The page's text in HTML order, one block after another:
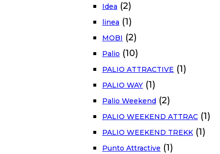
Idea (2)
linea (1)
MOBI (2)
Palio (10)
PALIO ATTRACTIVE (1)
PALIO WAY (1)
Palio Weekend (2)
PALIO WEEKEND ATTRAC (1)
PALIO WEEKEND TREKK (1)
Punto Attractive (1)